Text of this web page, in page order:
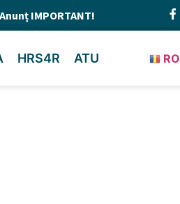
IMPORTANT!
HRS4R ATU RO